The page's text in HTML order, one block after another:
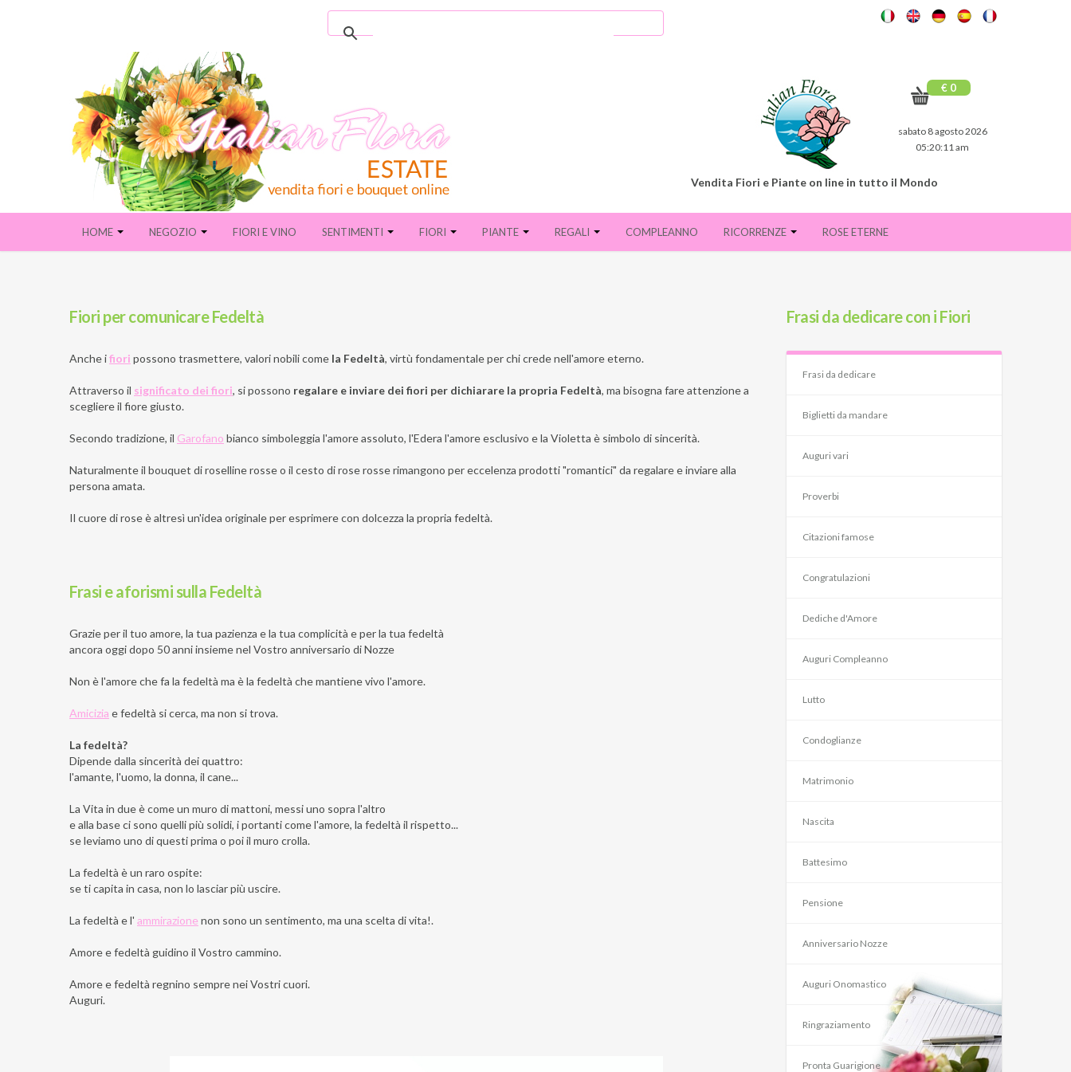
€ 0
sabato 8 agosto 2026
05:20:11 am
Vendita Fiori e Piante on line in tutto il Mondo
HOME NEGOZIO FIORI E VINO SENTIMENTI FIORI PIANTE REGALI COMPLEANNO RICORRENZE ROSE ETERNE
Fiori per comunicare Fedeltà
Anche ifiori possono trasmettere, valori nobili come la Fedeltà, virtù fondamentale per chi crede nell'amore eterno.
Attraverso il significato dei fiori, si possono regalare e inviare dei fiori per dichiarare la propria Fedeltà, ma bisogna fare attenzione a
scegliere il fiore giusto.
Secondo tradizione, il Garofano bianco simboleggia l'amore assoluto, l'Edera l'amore esclusivo e la Violetta è simbolo di sincerità.
Naturalmente il bouquet di roselline rosse o il cesto di rose rosse rimangono per eccelenza prodotti "romantici" da regalare e inviare alla
persona amata.
Il cuore di rose è altresì un'idea originale per esprimere con dolcezza la propria fedeltà.
Frasi e aforismi sulla Fedeltà
Grazie per il tuo amore, la tua pazienza e la tua complicità e per la tua fedeltà
ancora oggi dopo 50 anni insieme nel Vostro anniversario di Nozze
Non è l'amore che fa la fedeltà ma è la fedeltà che mantiene vivo l'amore.
Amicizia e fedeltà si cerca, ma non si trova.
La fedeltà?
Dipende dalla sincerità dei quattro:
l'amante, l'uomo, la donna, il cane...
La Vita in due è come un muro di mattoni, messi uno sopra l'altro
e alla base ci sono quelli più solidi, i portanti come l'amore, la fedeltà il rispetto...
se leviamo uno di questi prima o poi il muro crolla.
La fedeltà è un raro ospite:
se ti capita in casa, non lo lasciar più uscire.
La fedeltà e l' ammirazione non sono un sentimento, ma una scelta di vita!.
Amore e fedeltà guidino il Vostro cammino.
Amore e fedeltà regnino sempre nei Vostri cuori.
Auguri.
Frasi da dedicare con i Fiori
Frasi da dedicare
Biglietti da mandare
Auguri vari
Proverbi
Citazioni famose
Congratulazioni
Dediche d'Amore
Auguri Compleanno
Lutto
Condoglianze
Matrimonio
Nascita
Battesimo
Pensione
Anniversario Nozze
Auguri Onomastico
Ringraziamento
Pronta Guarigione